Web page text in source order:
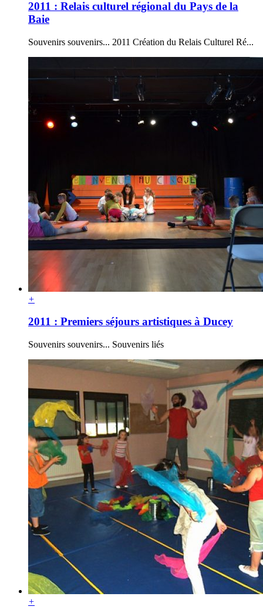
2011 : Relais culturel régional du Pays de la
Baie
Souvenirs souvenirs... 2011 Création du Relais Culturel Ré...
+
2011 : Premiers séjours artistiques à Ducey
Souvenirs souvenirs... Souvenirs liés
+